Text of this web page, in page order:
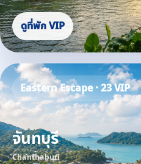
ดูที่พัก VIP
Eastern Escape · 23 VIP
จันทบุรี
Chanthaburi